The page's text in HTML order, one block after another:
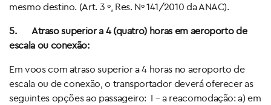
mesmo destino. (Art. 3 º, Res. Nº 141/2010 da ANAC).
5. Atraso superior a 4 (quatro) horas em aeroporto de
escala ou conexão:
Em voos com atraso superior a 4 horas no aeroporto de
escala ou de conexão, o transportador deverá oferecer as
seguintes opções ao passageiro: I – a reacomodação: a) em